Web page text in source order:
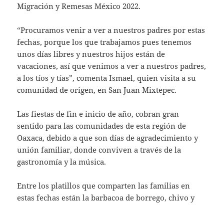
Migración y Remesas México 2022.
“Procuramos venir a ver a nuestros padres por estas
fechas, porque los que trabajamos pues tenemos
unos días libres y nuestros hijos están de
vacaciones, así que venimos a ver a nuestros padres,
a los tíos y tías”, comenta Ismael, quien visita a su
comunidad de origen, en San Juan Mixtepec.
Las fiestas de fin e inicio de año, cobran gran
sentido para las comunidades de esta región de
Oaxaca, debido a que son días de agradecimiento y
unión familiar, donde conviven a través de la
gastronomía y la música.
Entre los platillos que comparten las familias en
estas fechas están la barbacoa de borrego, chivo y